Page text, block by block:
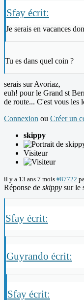
Sfay écrit:
Je serais en vacances
Tu es dans quel coin ?
serais sur Avoriaz,
euh! pour le Grand st
de route... C'est vous les
Connexion ou Créer un
skippy
Visiteur
il y a 13 ans 7 mois #87722
Réponse de skippy sur le
Sfay écrit:
Guyrando écrit:
Sfay écrit: